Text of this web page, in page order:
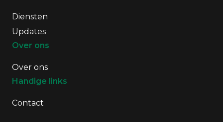
Diensten
Updates
Over ons
Over ons
Handige links
Contact